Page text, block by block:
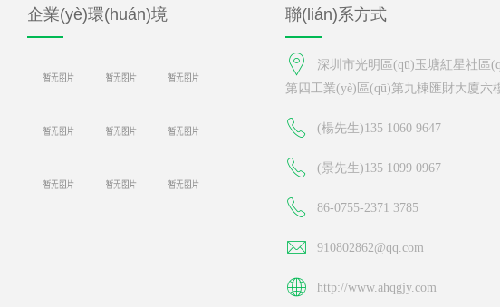
企業(yè)環(huán)境 聯(lián)系方式
深圳市光明區(qū)玉塘紅星社區
第四工業(yè)區(qū)第九棟匯財大廈六
(楊先生)135 1060 9647
(景先生)135 1099 0967
86-0755-2371 3785
910802862@qq.com
http://www.ahqgjy.com